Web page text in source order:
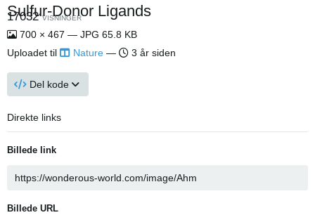
Sulfur-Donor Ligands
17032VISNINGER
700 × 467 — JPG 65.8 KB
Uploadet til
Nature — 3 år siden
Del kode
Direkte links
Billede link
Billede URL